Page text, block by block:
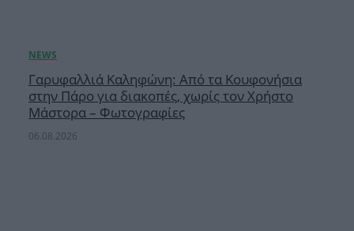
Γαρυφαλλιά Καληφώνη: Από τα Κουφονήσια
στην Πάρο για διακοπές, χωρίς τον Χρήστο
Μάστορα – Φωτογραφίες
06.08.2026